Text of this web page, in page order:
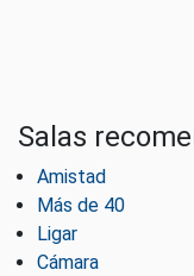
Salas
Amistad
Más de 40
Ligar
Cámara